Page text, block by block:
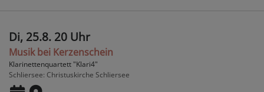
Di, 25.8. 20 Uhr
Musik bei Kerzenschein
Klarinettenquartett "Klari4"
Schliersee Christuskirche Schliersee